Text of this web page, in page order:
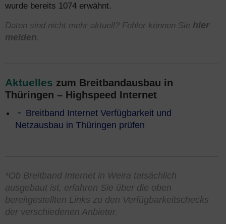
wurde bereits 1074 erwähnt.
Daten sind nicht mehr aktuell? Fehler können Sie hier
melden.
Aktuelles zum Breitbandausbau in
Thüringen – Highspeed Internet
Breitband Internet Verfügbarkeit und
Netzausbau in Thüringen prüfen
*Ob Breitband Internet in Weira tatsächlich
ausgebaut ist, erfahren Sie über die oben
bereitgestellten Links zu den Verfügbarkeitschecks
der verschiedenen Anbieter.